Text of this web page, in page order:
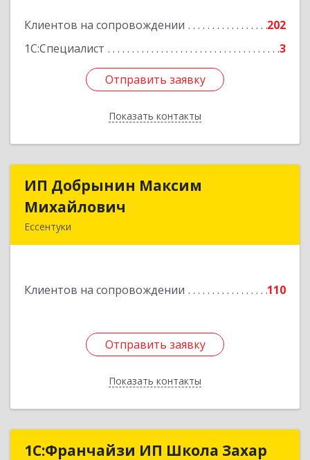
Клиентов на сопровождении
202
1С:Специалист
3
Отправить заявку
Показать контакты
Подробнее
Отправить заявку
Назад
ИП Добрынин Максим
Михайлович
Ессентуки
Клиентов на сопровождении 110
Отправить заявку
Показать контакты
ИП Добрынин Максим
Подробнее
Отправить заявку
Назад
1С:Франчайзи ИП Школа Захар
1С:Франчайзи ИП Школа Захар